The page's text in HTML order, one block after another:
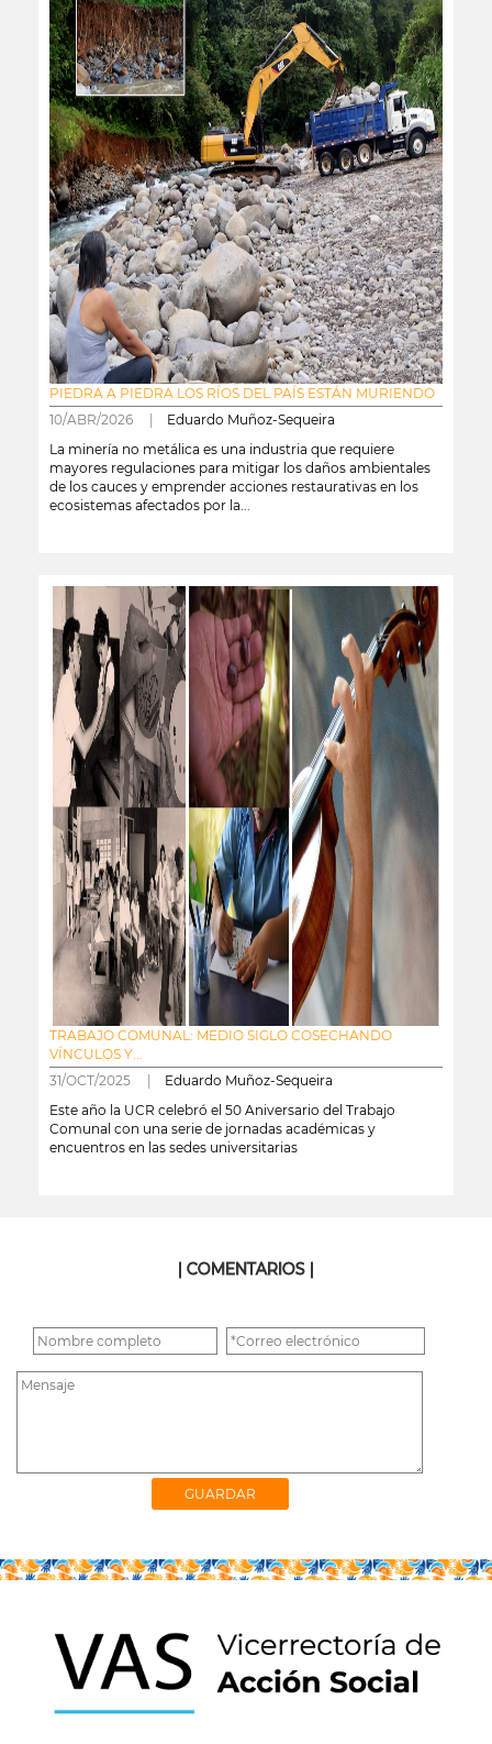
PIEDRA A PIEDRA LOS RÍOS DEL PAÍS ESTÁN MURIENDO
10/ABR/2026 | Eduardo Muñoz-Sequeira
La minería no metálica es una industria que requiere
mayores regulaciones para mitigar los daños ambientales
de los cauces y emprender acciones restaurativas en los
ecosistemas afectados por la...
TRABAJO COMUNAL: MEDIO SIGLO COSECHANDO
VÍNCULOS Y...
31/OCT/2025 | Eduardo Muñoz-Sequeira
Este año la UCR celebró el 50 Aniversario del Trabajo
Comunal con una serie de jornadas académicas y
encuentros en las sedes universitarias
| COMENTARIOS |